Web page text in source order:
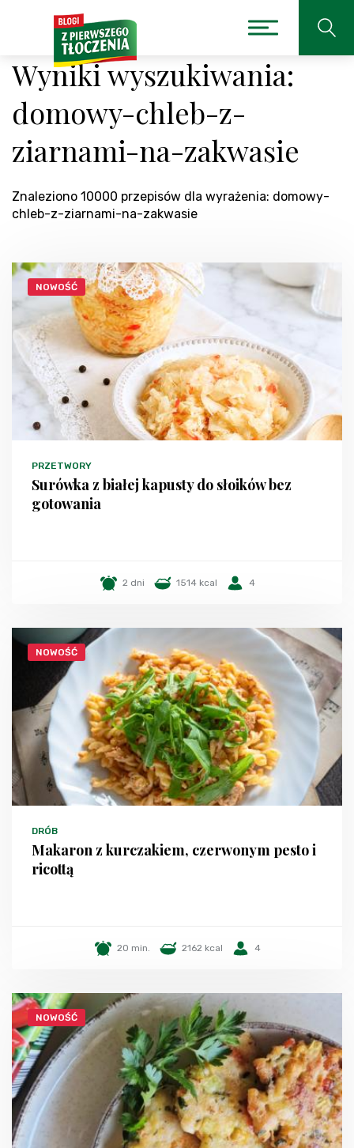
Wyniki wyszukiwania:
domowy-chleb-z-
ziarnami-na-zakwasie
Znaleziono 10000 przepisów dla wyrażenia: domowy-
chleb-z-ziarnami-na-zakwasie
NOWOŚĆ
PRZETWORY
Surówka z białej kapusty do słoików bez
gotowania
2 dni 1514 kcal 4
NOWOŚĆ
DRÓB
Makaron z kurczakiem, czerwonym pesto i
ricottą
20 min. 2162 kcal 4
NOWOŚĆ